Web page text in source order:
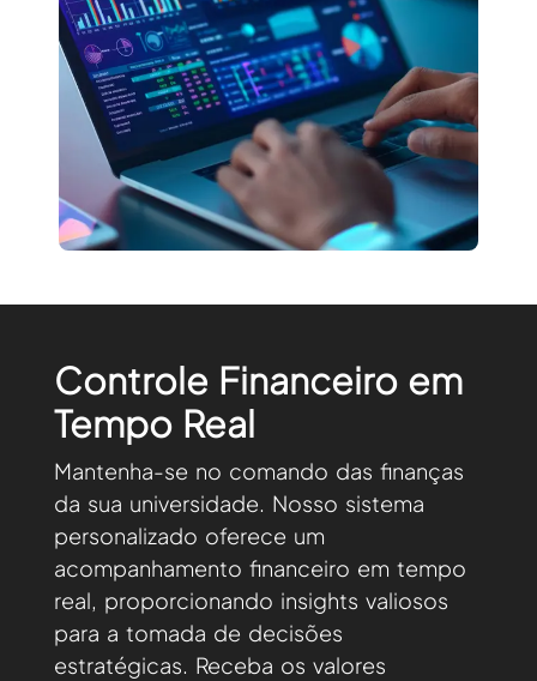
Controle Financeiro em
Tempo Real
Mantenha-se no comando das finanças
da sua universidade. Nosso sistema
personalizado oferece um
acompanhamento financeiro em tempo
real, proporcionando insights valiosos
para a tomada de decisões
estratégicas. Receba os valores